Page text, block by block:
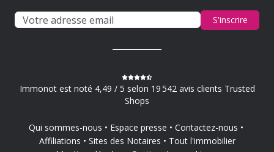
S'inscrire
Immonot est noté 4,49 / 5 selon 19 542 avis clients Trusted
Shops
Qui sommes-nous Espace presse
Contactez-nous
Affiliations
Sites des Notaires
Tout l'immobilier